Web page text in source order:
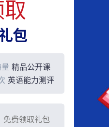
包
量 精品公开课
英语能力测评